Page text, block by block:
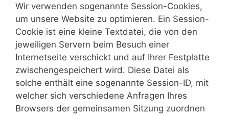
Wir verwenden sogenannte Session-Cookies,
um unsere Website zu optimieren. Ein Session-
Cookie ist eine kleine Textdatei, die von den
jeweiligen Servern beim Besuch einer
Internetseite verschickt und auf Ihrer Festplatte
zwischengespeichert wird. Diese Datei als
solche enthält eine sogenannte Session-ID, mit
welcher sich verschiedene Anfragen Ihres
Browsers der gemeinsamen Sitzung zuordnen